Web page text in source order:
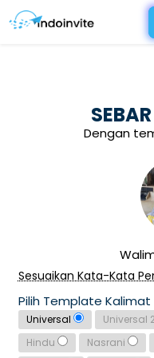
Dengan
Sesuaikan Kata-Kata
Pilih Template Kalimat
Universal Universal 2
Hindu
Nasrani